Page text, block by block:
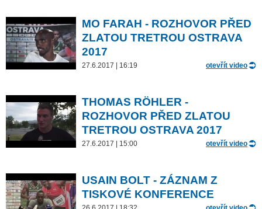
MO FARAH - ROZHOVOR PŘED
ZLATOU TRETROU OSTRAVA
2017
27.6.2017 | 16:19 otevřít video
THOMAS RÖHLER -
ROZHOVOR PŘED ZLATOU
TRETROU OSTRAVA 2017
27.6.2017 | 15:00 otevřít video
USAIN BOLT - ZÁZNAM Z
TISKOVÉ KONFERENCE